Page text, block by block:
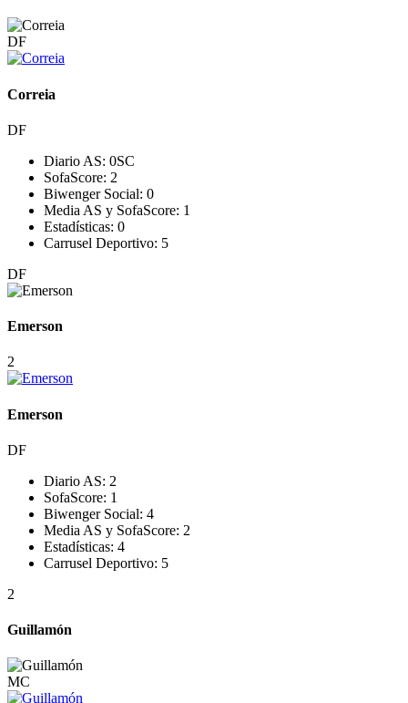
DF
Correia
DF
Diario AS: 0SC
SofaScore: 2
Biwenger Social: 0
Media AS y SofaScore: 1
Estadísticas: 0
Carrusel Deportivo: 5
DF
Emerson
2
Emerson
DF
Diario AS: 2
SofaScore: 1
Biwenger Social: 4
Media AS y SofaScore: 2
Estadísticas: 4
Carrusel Deportivo: 5
2
Guillamón
MC